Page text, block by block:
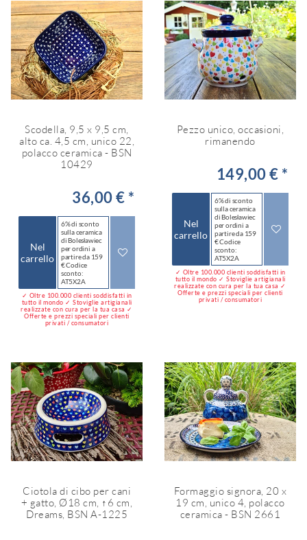
Scodella, 9,5 x 9,5 cm,
alto ca. 4,5 cm, unico 22,
polacco ceramica - BSN
10429
36,00 € *
Nel
carrello
6% di sconto
sulla ceramica
di Bolesławiec
per ordini a
partire da 159
€ Codice
sconto:
AT5X2A
✓ Oltre 100.000 clienti soddisfatti in
tutto il mondo ✓ Stoviglie artigianali
realizzate con cura per la tua casa ✓
Offerte e prezzi speciali per clienti
privati / consumatori
Pezzo unico, occasioni,
rimanendo
149,00 € *
Nel
carrello
6% di sconto
sulla ceramica
di Bolesławiec
per ordini a
partire da 159
€ Codice
sconto:
AT5X2A
✓ Oltre 100.000 clienti soddisfatti in
tutto il mondo ✓ Stoviglie artigianali
realizzate con cura per la tua casa ✓
Offerte e prezzi speciali per clienti
privati / consumatori
Ciotola di cibo per cani
+ gatto, Ø18 cm, ↑6 cm,
Dreams, BSN A-1225
Formaggio signora, 20 x
19 cm, unico 4, polacco
ceramica - BSN 2661